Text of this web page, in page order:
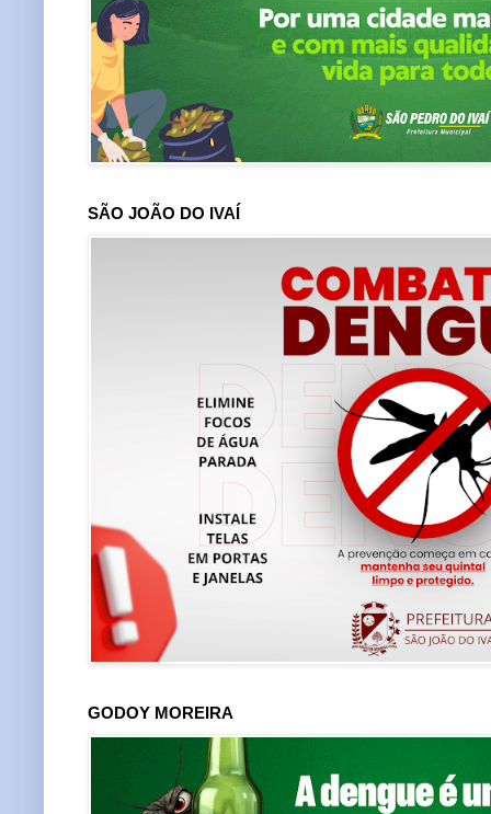
SÃO JOÃO DO IVAÍ
GODOY MOREIRA